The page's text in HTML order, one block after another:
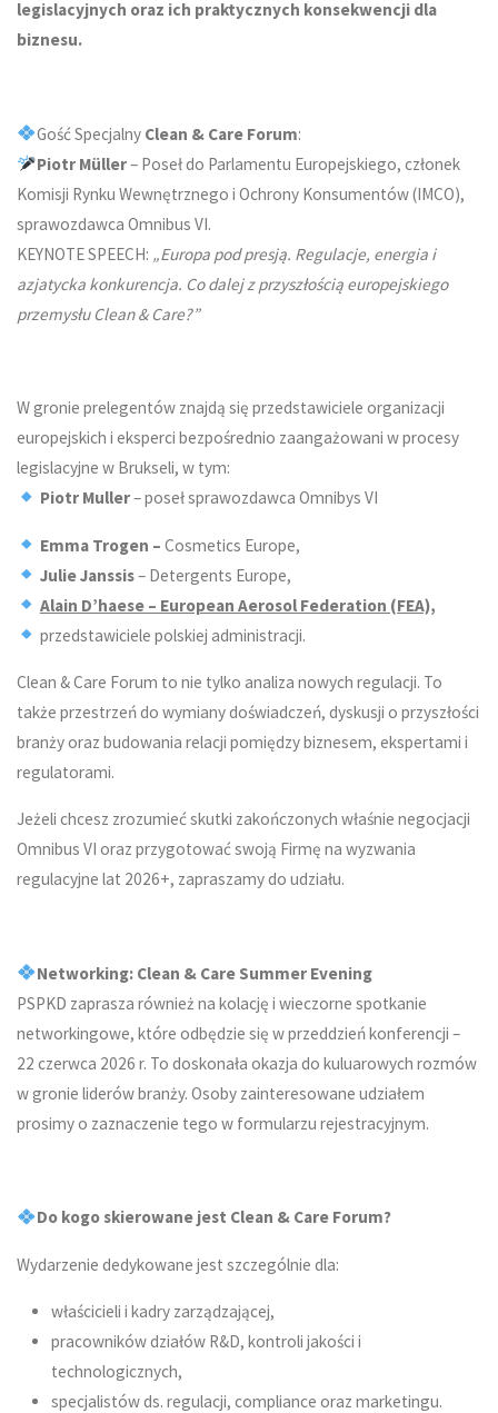
legislacyjnych oraz ich praktycznych konsekwencji dla
biznesu.
Gość Specjalny Clean & Care Forum:
Piotr Müller– Poseł do Parlamentu Europejskiego, członek
Komisji Rynku Wewnętrznego i Ochrony Konsumentów (IMCO),
sprawozdawca Omnibus VI.
KEYNOTE SPEECH: „Europa pod presją. Regulacje, energia i
azjatycka konkurencja. Co dalej z przyszłością europejskiego
przemysłu Clean & Care?”
W gronie prelegentów znajdą się przedstawiciele organizacji
europejskich i eksperci bezpośrednio zaangażowani w procesy
legislacyjne w Brukseli, w tym:
Piotr Muller– poseł sprawozdawca Omnibys VI
Emma Trogen – Cosmetics Europe,
Julie Janssis– Detergents Europe,
Alain D’haese – European Aerosol Federation (FEA),
przedstawiciele polskiej administracji.
Clean & Care Forum to nie tylko analiza nowych regulacji. To
także przestrzeń do wymiany doświadczeń, dyskusji o przyszłości
branży oraz budowania relacji pomiędzy biznesem, ekspertami i
regulatorami.
Jeżeli chcesz zrozumieć skutki zakończonych właśnie negocjacji
Omnibus VI oraz przygotować swoją Firmę na wyzwania
regulacyjne lat 2026+, zapraszamy do udziału.
Networking: Clean & Care Summer Evening
PSPKD zaprasza również na kolację i wieczorne spotkanie
networkingowe, które odbędzie się w przeddzień konferencji –
22 czerwca 2026 r. To doskonała okazja do kuluarowych rozmów
w gronie liderów branży. Osoby zainteresowane udziałem
prosimy o zaznaczenie tego w formularzu rejestracyjnym.
Do kogo skierowane jest Clean & Care Forum?
Wydarzenie dedykowane jest szczególnie dla:
właścicieli i kadry zarządzającej,
pracowników działów R&D, kontroli jakości i
technologicznych,
specjalistów ds. regulacji, compliance oraz marketingu.